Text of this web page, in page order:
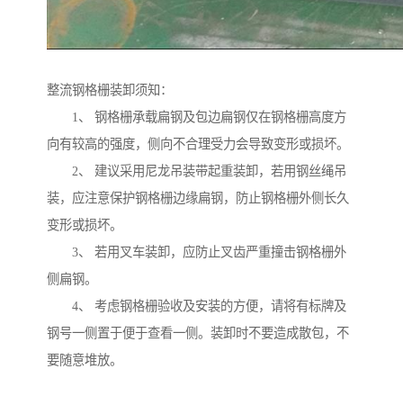
整流钢格栅装卸须知：
1、 钢格栅承载扁钢及包边扁钢仅在钢格栅高度方
向有较高的强度，侧向不合理受力会导致变形或损坏。
2、 建议采用尼龙吊装带起重装卸，若用钢丝绳吊
装，应注意保护钢格栅边缘扁钢，防止钢格栅外侧长久
变形或损坏。
3、 若用叉车装卸，应防止叉齿严重撞击钢格栅外
侧扁钢。
4、 考虑钢格栅验收及安装的方便，请将有标牌及
钢号一侧置于便于查看一侧。装卸时不要造成散包，不
要随意堆放。